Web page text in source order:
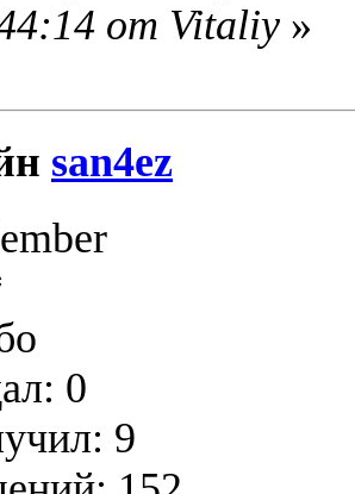
от Vitaliy »
san4ez
0
9